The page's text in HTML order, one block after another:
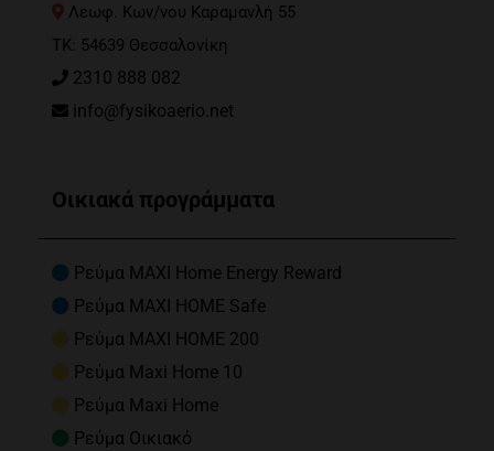
Λεωφ. Κων/νου Καραμανλή 55
ΤΚ: 54639 Θεσσαλονίκη
2310 888 082
info@fysikoaerio.net
Οικιακά προγράμματα
Ρεύμα MAXI Home Energy Reward
Ρεύμα MAXI HOME Safe
Ρεύμα MAXI HOME 200
Ρεύμα Maxi Home 10
Ρεύμα Maxi Home
Ρεύμα Οικιακό